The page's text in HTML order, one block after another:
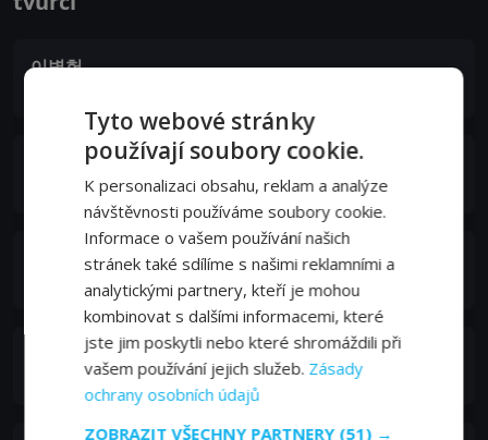
이병헌
Kim Seon-Hwa
Jin Sa-Woo
Choi Seung Hee
Tyto webové stránky
používají soubory cookie.
K personalizaci obsahu, reklam a analýze
návštěvnosti používáme soubory cookie.
Informace o vašem používání našich
stránek také sdílíme s našimi reklamními a
analytickými partnery, kteří je mohou
kombinovat s dalšími informacemi, které
jste jim poskytli nebo které shromáždili při
vašem používání jejich služeb. Zásady
ochrany osobních údajů
ZOBRAZIT VŠECHNY PARTNERY (51) →